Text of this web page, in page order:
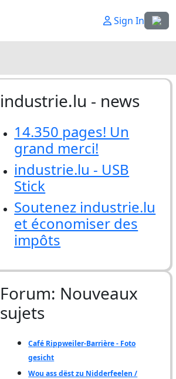
Sign In
industrie.lu - news
14.350 pages! Un
grand merci!
industrie.lu - USB
Stick
Soutenez industrie.lu
et économiser des
impôts
Forum: Nouveaux
sujets
Café Rippweiler-Barrière - Foto
gesicht
Wou ass dëst zu Nidderfeelen /